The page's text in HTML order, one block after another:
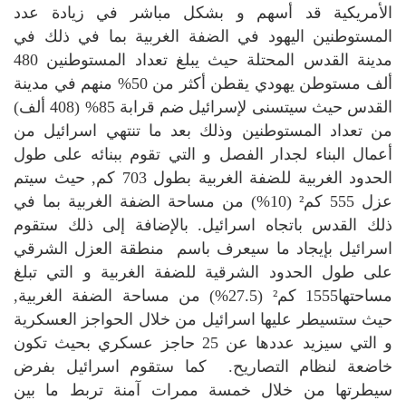
الأمريكية قد أسهم و بشكل مباشر في زيادة عدد
المستوطنين اليهود في الضفة الغربية بما في ذلك في
مدينة القدس المحتلة حيث يبلغ تعداد المستوطنين 480
ألف مستوطن يهودي يقطن أكثر من 50% منهم في مدينة
القدس حيث سيتسنى لإسرائيل ضم قرابة 85% (408 ألف)
من تعداد المستوطنين وذلك بعد ما تنتهي اسرائيل من
أعمال البناء لجدار الفصل و التي تقوم ببنائه على طول
الحدود الغربية للضفة الغربية بطول 703 كم, حيث سيتم
عزل 555 كم² (10%) من مساحة الضفة الغربية بما في
ذلك القدس باتجاه اسرائيل. بالإضافة إلى ذلك ستقوم
اسرائيل بإيجاد ما سيعرف باسم منطقة العزل الشرقي
على طول الحدود الشرقية للضفة الغربية و التي تبلغ
مساحتها1555 كم² (27.5%) من مساحة الضفة الغربية,
حيث ستسيطر عليها اسرائيل من خلال الحواجز العسكرية
و التي سيزيد عددها عن 25 حاجز عسكري بحيث تكون
خاضعة لنظام التصاريح. كما ستقوم اسرائيل بفرض
سيطرتها من خلال خمسة ممرات آمنة تربط ما بين